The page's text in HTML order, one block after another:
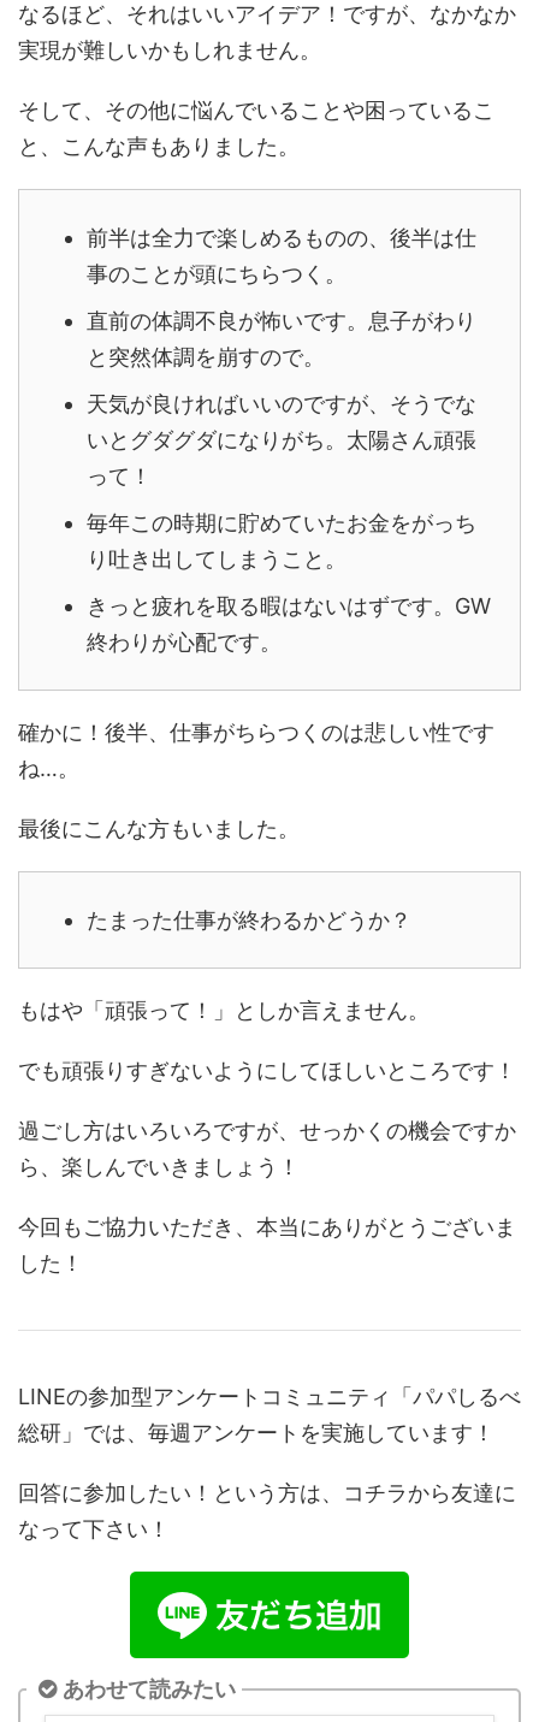
なるほど、それはいいアイデア！ですが、なかなか
実現が難しいかもしれません。
そして、その他に悩んでいることや困っているこ
と、こんな声もありました。
前半は全力で楽しめるものの、後半は仕
事のことが頭にちらつく。
直前の体調不良が怖いです。息子がわり
と突然体調を崩すので。
天気が良ければいいのですが、そうでな
いとグダグダになりがち。太陽さん頑張
って！
毎年この時期に貯めていたお金をがっち
り吐き出してしまうこと。
きっと疲れを取る暇はないはずです。GW
終わりが心配です。
確かに！後半、仕事がちらつくのは悲しい性です
ね…。
最後にこんな方もいました。
たまった仕事が終わるかどうか？
もはや「頑張って！」としか言えません。
でも頑張りすぎないようにしてほしいところです！
過ごし方はいろいろですが、せっかくの機会ですか
ら、楽しんでいきましょう！
今回もご協力いただき、本当にありがとうございま
した！
LINEの参加型アンケートコミュニティ「パパしるべ
総研」では、毎週アンケートを実施しています！
回答に参加したい！という方は、コチラから友達に
なって下さい！
あわせて読みたい